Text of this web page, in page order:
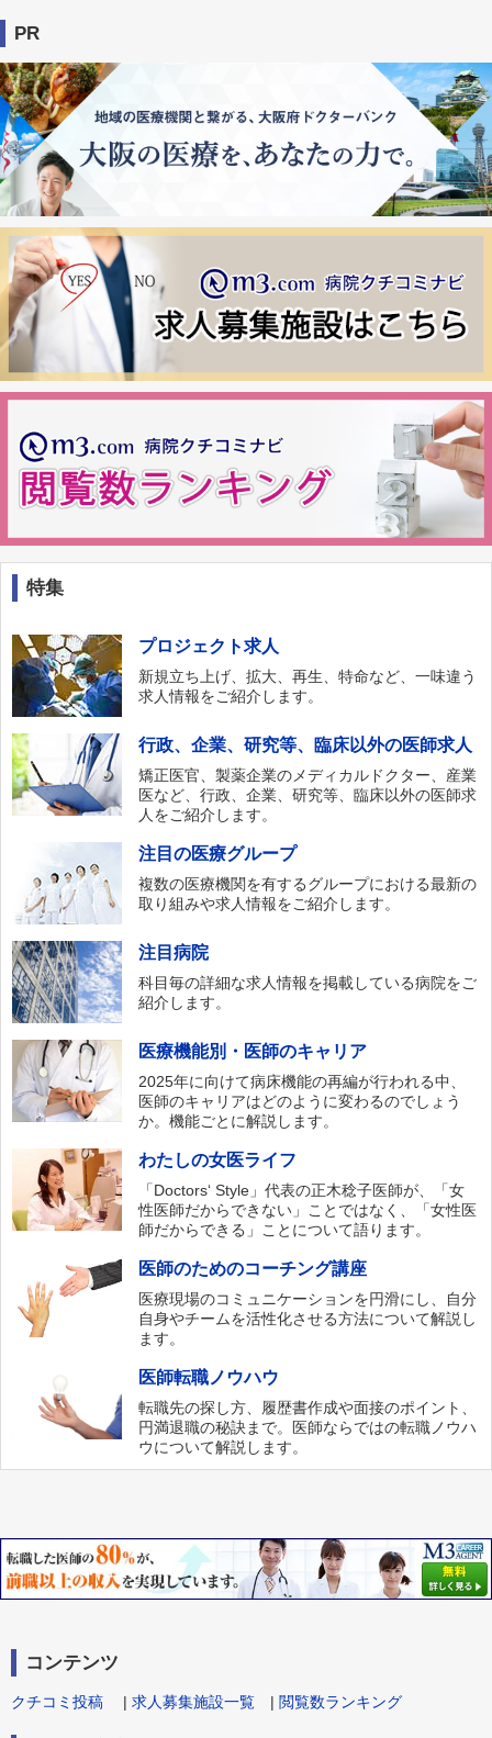
PR
特集
プロジェクト求人
新規立ち上げ、拡大、再生、特命など、一味違う
求人情報をご紹介します。
行政、企業、研究等、臨床以外の医師求人
矯正医官、製薬企業のメディカルドクター、産業
医など、行政、企業、研究等、臨床以外の医師求
人をご紹介します。
注目の医療グループ
複数の医療機関を有するグループにおける最新の
取り組みや求人情報をご紹介します。
注目病院
科目毎の詳細な求人情報を掲載している病院をご
紹介します。
医療機能別・医師のキャリア
2025年に向けて病床機能の再編が行われる中、
医師のキャリアはどのように変わるのでしょう
か。機能ごとに解説します。
わたしの女医ライフ
「Doctors‘ Style」代表の正木稔子医師が、「女
性医師だからできない」ことではなく、「女性医
師だからできる」ことについて語ります。
医師のためのコーチング講座
医療現場のコミュニケーションを円滑にし、自分
自身やチームを活性化させる方法について解説し
ます。
医師転職ノウハウ
転職先の探し方、履歴書作成や面接のポイント、
円満退職の秘訣まで。医師ならではの転職ノウハ
ウについて解説します。
コンテンツ
クチコミ投稿 | 求人募集施設一覧 | 閲覧数ランキング